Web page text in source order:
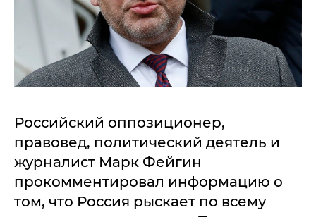
Российский оппозиционер,
правовед, политический деятель и
журналист Марк Фейгин
прокомментировал информацию о
том, что Россия рыскает по всему